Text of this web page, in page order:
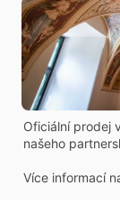
Oficiální prodej
našeho
Více informací